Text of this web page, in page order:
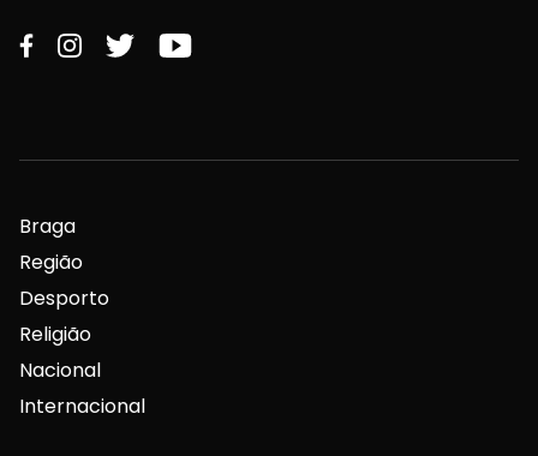
Braga
Região
Desporto
Religião
Nacional
Internacional